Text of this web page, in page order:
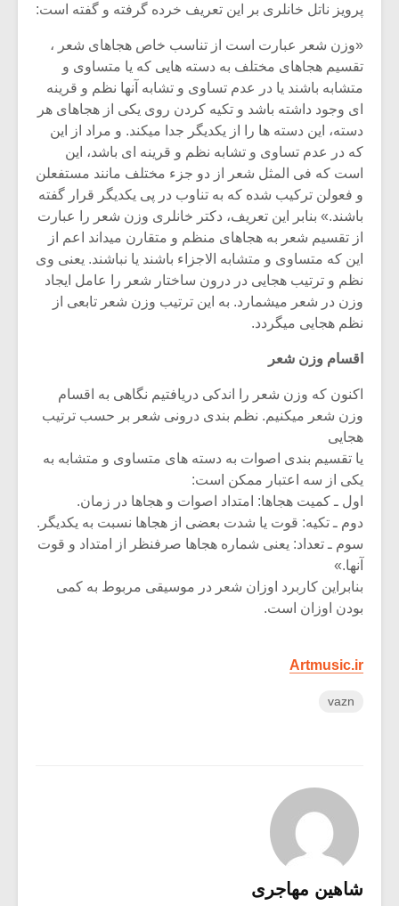
پرویز ناتل خانلری بر این تعریف خرده گرفته و گفته است:
«وزن شعر عبارت است از تناسب خاص هجاهای شعر ،
تقسیم هجاهای مختلف به دسته هایی که یا متساوی و
متشابه باشند یا در عدم تساوی و تشابه آنها نظم و قرینه
ای وجود داشته باشد و تکیه کردن روی یکی از هجاهای هر
دسته، این دسته ها را از یکدیگر جدا میکند. و مراد از این
که در عدم تساوی و تشابه نظم و قرینه ای باشد، این
است که فی المثل شعر از دو جزء مختلف مانند مستفعلن
و فعولن ترکیب شده که به تناوب در پی یکدیگر قرار گفته
باشند.» بنابر این تعریف، دکتر خانلری وزن شعر را عبارت
از تقسیم شعر به هجاهای منظم و متقارن میداند اعم از
این که متساوی و متشابه الاجزاء باشند یا نباشند. یعنی وی
نظم و ترتیب هجایی در درون ساختار شعر را عامل ایجاد
وزن در شعر میشمارد. به این ترتیب وزن شعر تابعی از
نظم هجایی میگردد.
اقسام وزن شعر
اکنون که وزن شعر را اندکی دریافتیم نگاهی به اقسام
وزن شعر میکنیم. نظم بندی درونی شعر بر حسب ترتیب
هجایی
یا تقسیم بندی اصوات به دسته های متساوی و متشابه به
یکی از سه اعتبار ممکن است:
اول ـ کمیت هجاها: امتداد اصوات و هجاها در زمان.
دوم ـ تکیه: قوت یا شدت بعضی از هجاها نسبت به یکدیگر.
سوم ـ تعداد: یعنی شماره هجاها صرفنظر از امتداد و قوت
آنها.»
بنابراین کاربرد اوزان شعر در موسیقی مربوط به کمی
بودن اوزان است.
Artmusic.ir
vazn
شاهین مهاجری